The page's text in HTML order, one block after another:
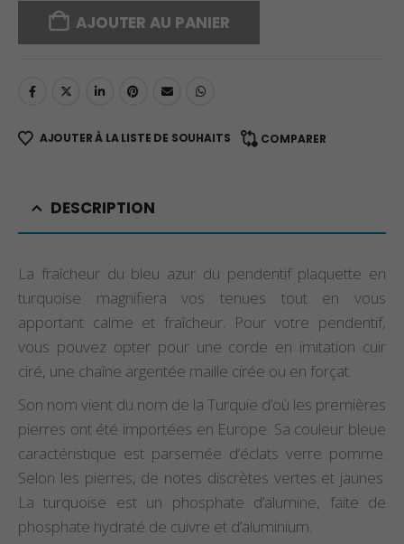
AJOUTER AU PANIER
AJOUTER À LA LISTE DE SOUHAITS COMPARER
DESCRIPTION
La fraîcheur du bleu azur du pendentif plaquette en
turquoise magnifiera vos tenues tout en vous
apportant calme et fraîcheur. Pour votre pendentif,
vous pouvez opter pour une corde en imitation cuir
ciré, une chaîne argentée maille cirée ou en forçat.
Son nom vient du nom de la Turquie d’où les premières
pierres ont été importées en Europe. Sa couleur bleue
caractéristique est parsemée d’éclats verre pomme.
Selon les pierres, de notes discrètes vertes et jaunes.
La turquoise est un phosphate d’alumine, faite de
phosphate hydraté de cuivre et d’aluminium.